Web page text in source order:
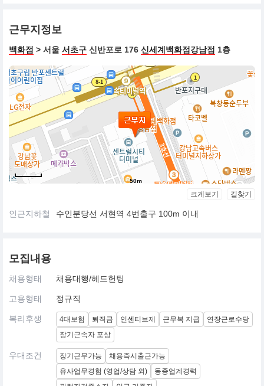
근무지정보
백화점 > 서울 서초구 신반포로 176 신세계백화점강남점 1층
50m
크게보기 길찾기
인근지하철 수인분당선 서현역 4번출구 100m 이내
모집내용
채용형태 채용대행/헤드헌팅
고용형태 정규직
복리후생 4대보험 퇴직금 인센티브제 근무복 지급
연장근로수당
장기근속자 포상
우대조건 장기근무가능
채용즉시출근가능
유사업무경험 (영업/상담 외)
동종업계경력